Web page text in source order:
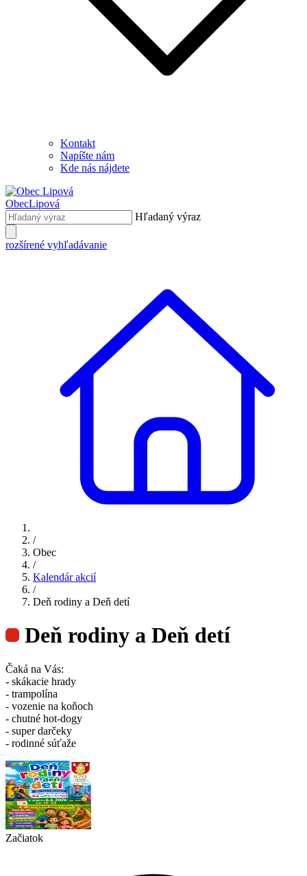
Kontakt
Napíšte nám
Kde nás nájdete
ObecLipová
Hľadaný výraz
rozšírené vyhľadávanie
/
Obec
/
Kalendár akcií
/
Deň rodiny a Deň detí
Deň rodiny a Deň detí
Čaká na Vás:
- skákacie hrady
- trampolína
- vozenie na koňoch
- chutné hot-dogy
- super darčeky
- rodinné súťaže
Začiatok